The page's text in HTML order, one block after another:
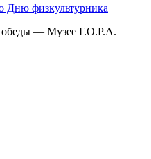
Дню физкультурника
— Музее Г.О.Р.А.